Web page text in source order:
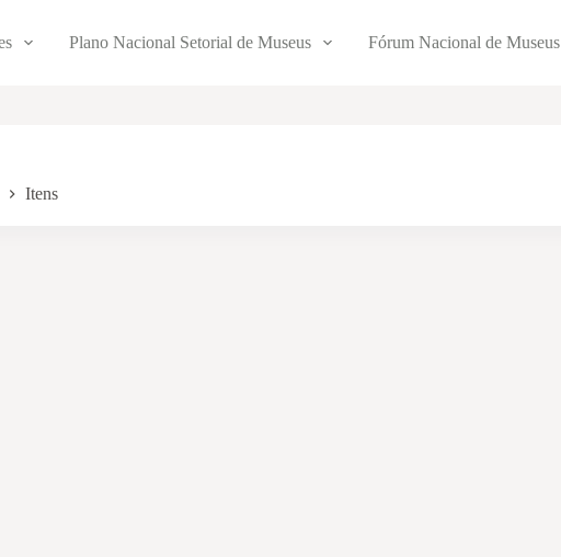
Plano Nacional Setorial de Museus Fórum Nacional de Museus
Itens